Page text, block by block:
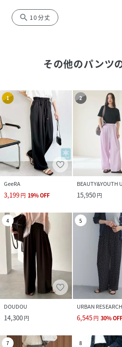
search 10分丈
その他のパンツ
1
GeeRA
3,199円 19%OFF
2
15,950円
4
DOUDOU
14,300円
5
6,545円 30%OFF
7 8